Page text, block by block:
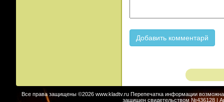
Все права защищены ©2026 www.kladtv.ru Перепечатка информации возможна
защищен свидетельством №436128 |